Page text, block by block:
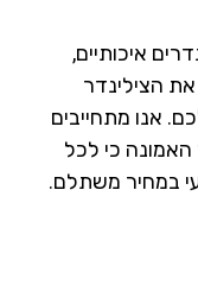
מתחייבים
כי לכל
משתלם.